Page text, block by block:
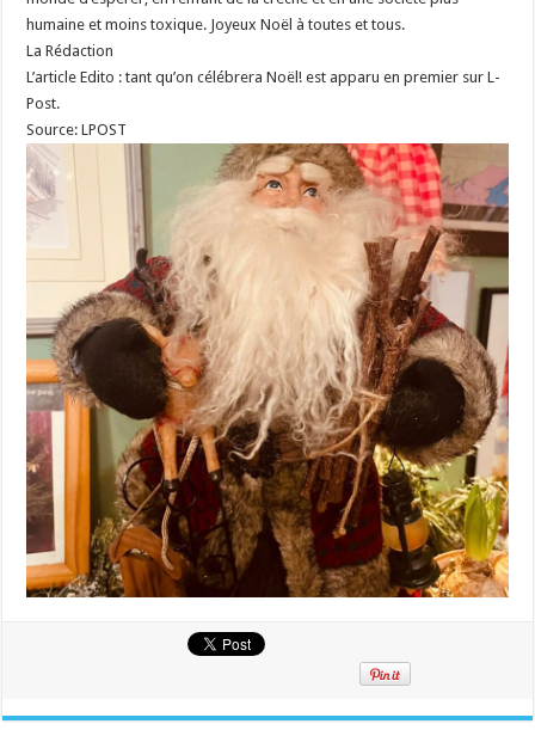
humaine et moins toxique. Joyeux Noël à toutes et tous.
La Rédaction
L’article Edito : tant qu’on célébrera Noël! est apparu en premier sur L-
Post.
Source: LPOST